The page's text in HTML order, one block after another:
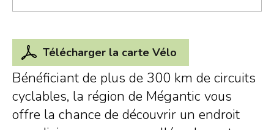
Télécharger la carte Vélo
Bénéficiant de plus de 300 km de circuits
cyclables, la région de Mégantic vous
offre la chance de découvrir un endroit